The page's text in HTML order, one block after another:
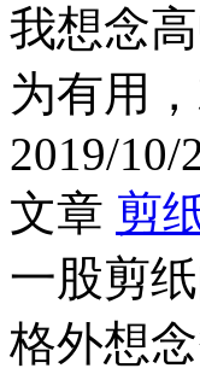
我想念
为有用
2019/10/
文章 剪
一股剪
格外想